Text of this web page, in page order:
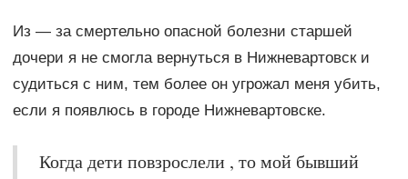
Из — за смертельно опасной болезни старшей
дочери я не смогла вернуться в Нижневартовск и
судиться с ним, тем более он угрожал меня убить,
если я появлюсь в городе Нижневартовске.
Когда дети повзрослели , то мой бывший